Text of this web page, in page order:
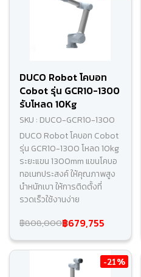
DUCO Robot โคบอท
Cobot รุ่น GCR10-1300
รับโหลด 10Kg
SKU : DUCO-GCR10-1300
DUCO Robot โคบอท Cobot
รุ่น GCR10-1300 โหลด 10kg
ระยะแขน 1300mm แขนโคบอ
ทอเนกประสงค์ ให้คุณภาพสูง
นำหนักเบา ให้การติดตั้งที่
รวดเร็วใช้งานง่าย
฿808,000฿679,755
-21%